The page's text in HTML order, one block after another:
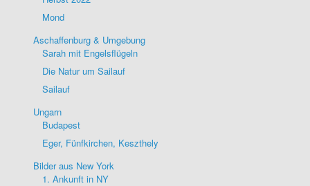
Mond
Aschaffenburg & Umgebung
Sarah mit Engelsflügeln
Die Natur um Sailauf
Sailauf
Ungarn
Budapest
Eger, Fünfkirchen, Keszthely
Bilder aus New York
1. Ankunft in NY